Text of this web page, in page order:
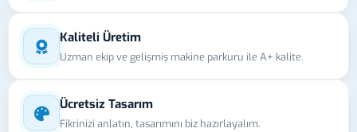
Kaliteli Üretim
Uzman ekip ve gelişmiş makine parkuru ile A+ kalite.
Ücretsiz Tasarım
Fikrinizi anlatın, tasarımını biz hazırlayalım.